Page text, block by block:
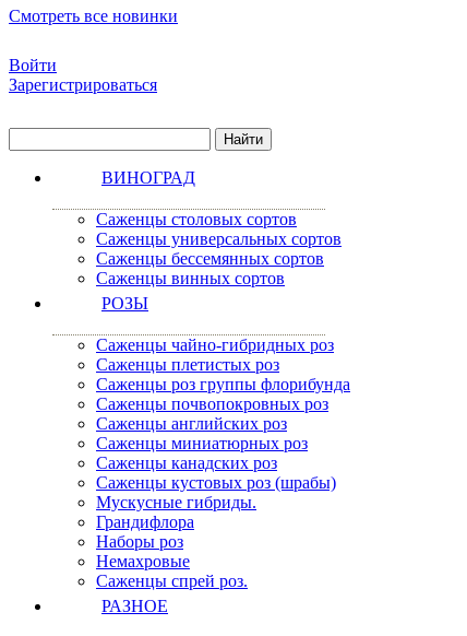
Смотреть все новинки
Войти
Зарегистрироваться
ВИНОГРАД
Саженцы столовых сортов
Саженцы универсальных сортов
Саженцы бессемянных сортов
Саженцы винных сортов
РОЗЫ
Саженцы чайно-гибридных роз
Саженцы плетистых роз
Саженцы роз группы флорибунда
Саженцы почвопокровных роз
Саженцы английских роз
Саженцы миниатюрных роз
Саженцы канадских роз
Саженцы кустовых роз (шрабы)
Мускусные гибриды.
Грандифлора
Наборы роз
Немахровые
Саженцы спрей роз.
РАЗНОЕ